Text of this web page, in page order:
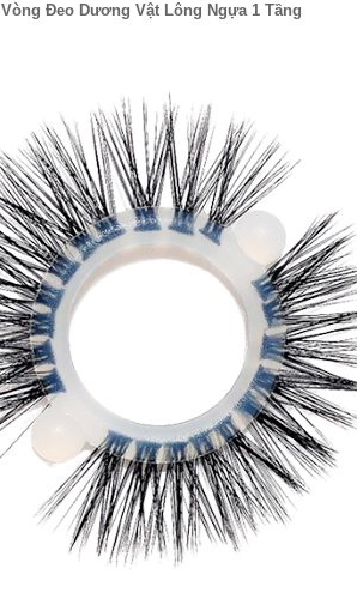
Vòng Đeo Dương Vật Lông Ngựa 1 Tầng​